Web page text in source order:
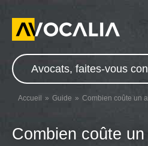
Avocats, faites-vous
Accueil Guide Combien coûte un
Combien coûte